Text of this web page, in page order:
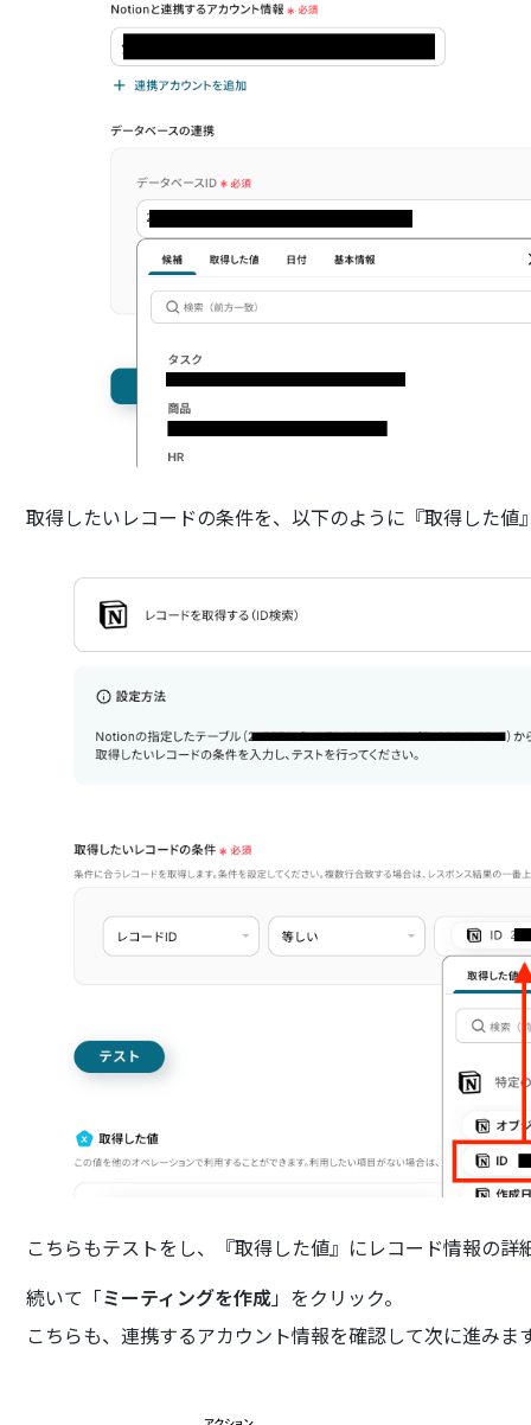
取得したいレコードの条件を、以下のように『取得した値
こちらもテストをし、『取得した値』にレコード情報の詳
続いて「ミーティングを作成」をクリック。
こちらも、連携するアカウント情報を確認して次に進みま